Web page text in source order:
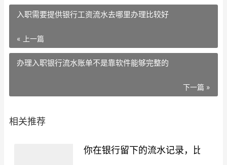
入职需要提供银行工资流水去哪里办理比较好
« 上一篇
办理入职银行流水账单不是靠软件能够完整的
下一篇 »
相关推荐
你在银行留下的流水记录，比你想